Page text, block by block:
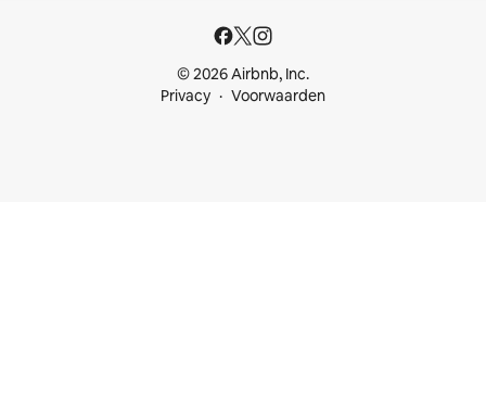
© 2026 Airbnb, Inc.
Privacy
Voorwaarden